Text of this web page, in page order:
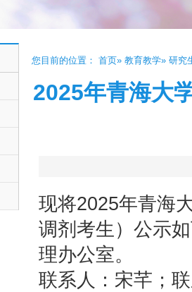
您目前的位置： 首页» 教育教学» 研究
2025年青海大
现将2025年青海
调剂考生）公示
理办公室。
联系人：宋芊；